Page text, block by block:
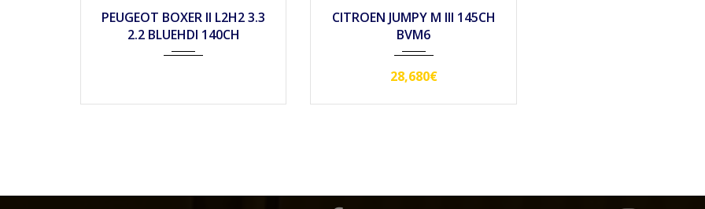
PEUGEOT BOXER II L2H2 3.3
2.2 BLUEHDI 140CH
CITROEN JUMPY M III 145CH
BVM6
28,680€